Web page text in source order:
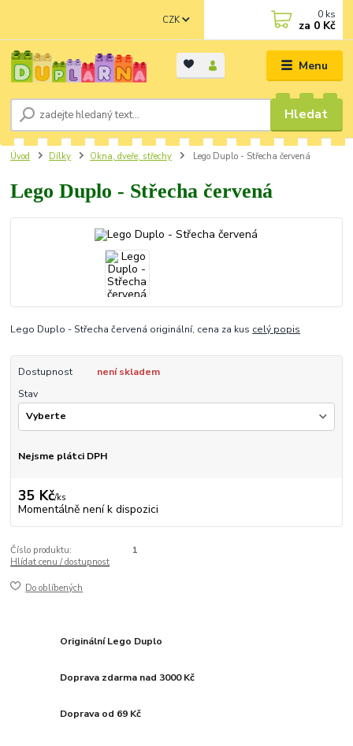
Menu
CZK
Hledat
0 ks
za 0 Kč
Úvod Dílky Okna, dveře, střechy Lego Duplo - Střecha červená
Lego Duplo - Střecha červená
Lego Duplo - Střecha červená originální, cena za kus celý popis
Dostupnost
není skladem
Stav
Nejsme plátci DPH
35 Kč/ks
Momentálně není k dispozici
Číslo produktu:
1
Hlídat cenu / dostupnost
Do oblíbených
Originální Lego Duplo
Doprava zdarma nad 3000 Kč
Doprava od 69 Kč